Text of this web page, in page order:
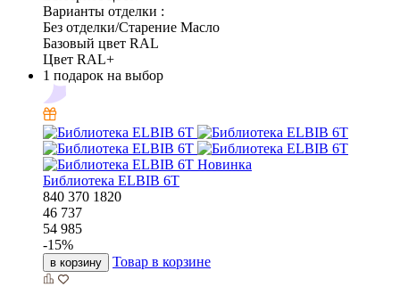
Варианты отделки :
Без отделки/Старение Масло
Базовый цвет RAL
Цвет RAL+
1 подарок на выбор
Новинка
Библиотека ELBIB 6T
840 370 1820
46 737
54 985
-15%
в корзину Товар в корзине